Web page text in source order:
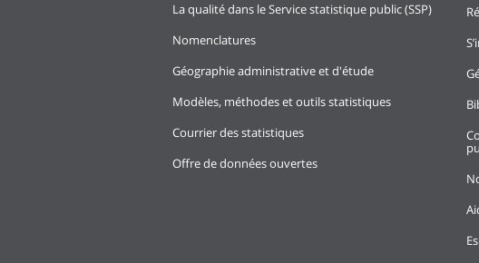
La qualité dans le Service statistique public (SSP)
Nomenclatures
Géographie administrative et d'étude
Modèles, méthodes et outils statistiques
Courrier des statistiques
Offre de données ouvertes